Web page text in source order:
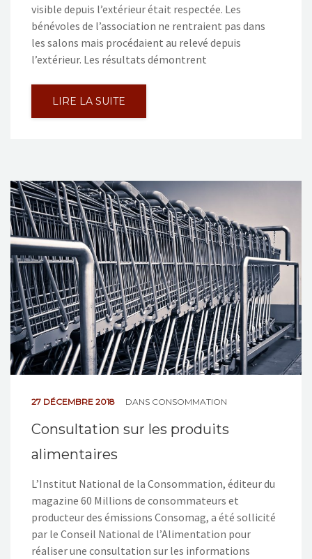
visible depuis l’extérieur était respectée. Les
bénévoles de l’association ne rentraient pas dans
les salons mais procédaient au relevé depuis
l’extérieur. Les résultats démontrent
LIRE LA SUITE
27 DÉCEMBRE 2018 DANS CONSOMMATION
Consultation sur les produits
alimentaires
L’Institut National de la Consommation, éditeur du
magazine 60 Millions de consommateurs et
producteur des émissions Consomag, a été sollicité
par le Conseil National de l’Alimentation pour
réaliser une consultation sur les informations